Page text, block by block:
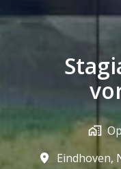
Eindhoven,